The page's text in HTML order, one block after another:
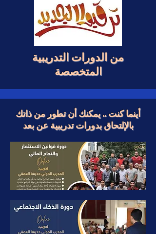
من الدورات التدريبية
المتخصصة
أينما كنت .. يمكنك أن تطور من ذاتك
بالإلتحاق بدورات تدريبية عن بعد
دورات أونلاين بشهادة